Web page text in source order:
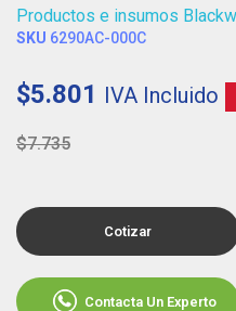
Productos e insumos
SKU 6290AC-000C
$5.801 IVA Incluido
$7.735
Cotizar
Contacta Un Experto